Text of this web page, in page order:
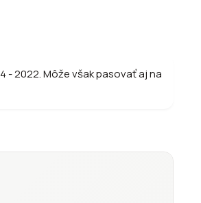
- 2022. Môže však pasovať aj na